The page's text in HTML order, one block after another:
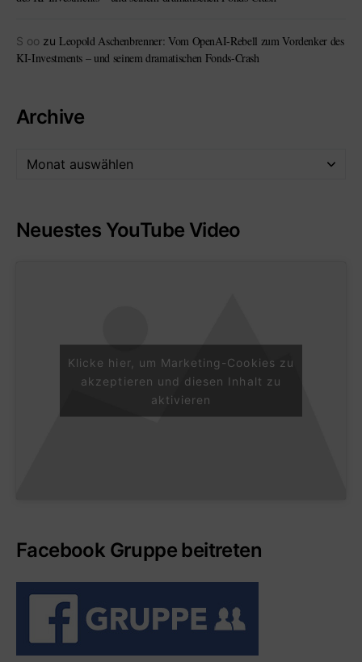
S oo zu Leopold Aschenbrenner: Vom OpenAI-Rebell zum Vordenker des
KI-Investments – und seinem dramatischen Fonds-Crash
Archive
Neuestes YouTube Video
Klicke hier, um Marketing-Cookies zu
akzeptieren und diesen Inhalt zu
aktivieren
Facebook Gruppe beitreten